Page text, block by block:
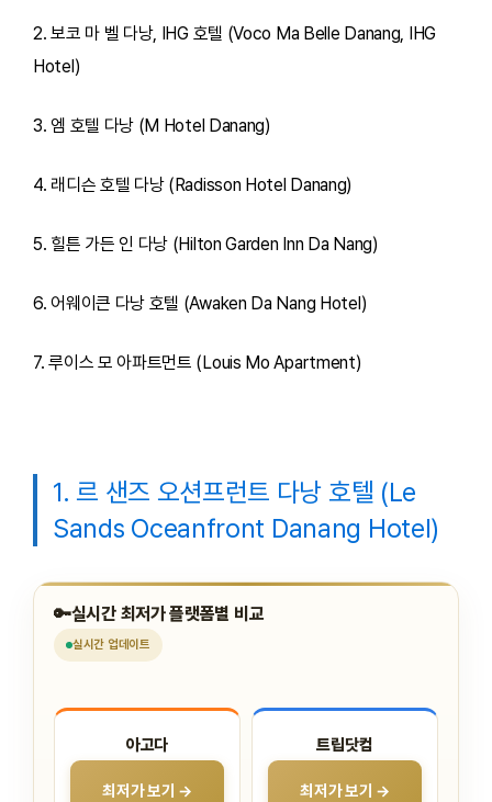
2. 보코 마 벨 다낭, IHG 호텔 (Voco Ma Belle Danang, IHG
Hotel)
3. 엠 호텔 다낭 (M Hotel Danang)
4. 래디슨 호텔 다낭 (Radisson Hotel Danang)
5. 힐튼 가든 인 다낭 (Hilton Garden Inn Da Nang)
6. 어웨이큰 다낭 호텔 (Awaken Da Nang Hotel)
7. 루이스 모 아파트먼트 (Louis Mo Apartment)
1. 르 샌즈 오션프런트 다낭 호텔 (Le
Sands Oceanfront Danang Hotel)
🔑실시간 최저가 플랫폼별 비교
실시간 업데이트
아고다
최저가 보기 →
트립닷컴
최저가 보기 →